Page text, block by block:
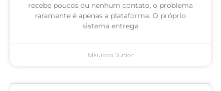
recebe poucos ou nenhum contato, o problema
raramente é apenas a plataforma. O próprio
sistema entrega
Mauricio Junior